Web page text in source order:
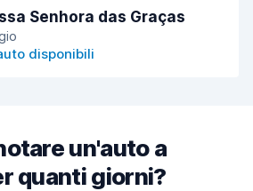
Senhora das Graças
disponibili
un'auto a
quanti giorni?